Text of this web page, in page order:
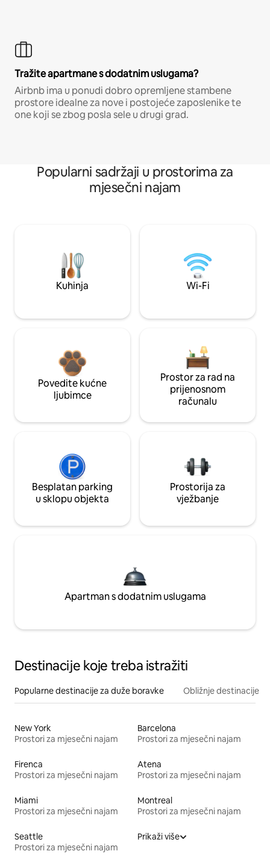
Tražite apartmane s dodatnim uslugama?
Airbnb ima u ponudi dobro opremljene stambene
prostore idealne za nove i postojeće zaposlenike te
one koji se zbog posla sele u drugi grad.
Popularni sadržaji u prostorima za
mjesečni najam
Kuhinja Wi-Fi
Povedite kućne
ljubimce
Prostor za rad na
prijenosnom
računalu
Besplatan parking
u sklopu objekta
Prostorija za
vježbanje
Apartman s dodatnim uslugama
Destinacije koje treba istražiti
Popularne destinacije za duže boravke Obližnje destinacije
New York
Prostori za mjesečni najam
Barcelona
Prostori za mjesečni najam
Firenca
Prostori za mjesečni najam
Atena
Prostori za mjesečni najam
Miami
Prostori za mjesečni najam
Montreal
Prostori za mjesečni najam
Seattle
Prostori za mjesečni najam
Prikaži više